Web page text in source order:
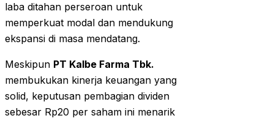
laba ditahan perseroan untuk
memperkuat modal dan mendukung
ekspansi di masa mendatang.
Meskipun PT Kalbe Farma Tbk.
membukukan kinerja keuangan yang
solid, keputusan pembagian dividen
sebesar Rp20 per saham ini menarik